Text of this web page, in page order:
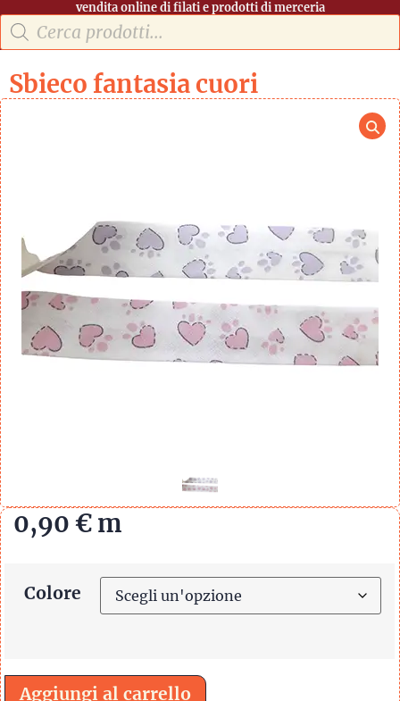
vendita online di filati e prodotti di merceria
Sbieco fantasia cuori
0,90€ m
Colore
Aggiungi al carrello